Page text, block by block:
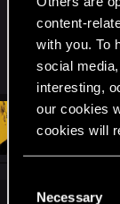
content-
with you. To
social
interesting,
our cookies
cookies will
and tweak
Necessary
сексистских
выкрутятся